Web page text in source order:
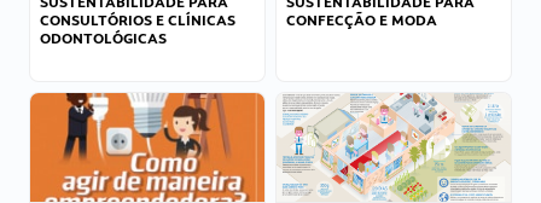
CONSULTÓRIOS E CLÍNICAS
ODONTOLÓGICAS
CONFECÇÃO E MODA